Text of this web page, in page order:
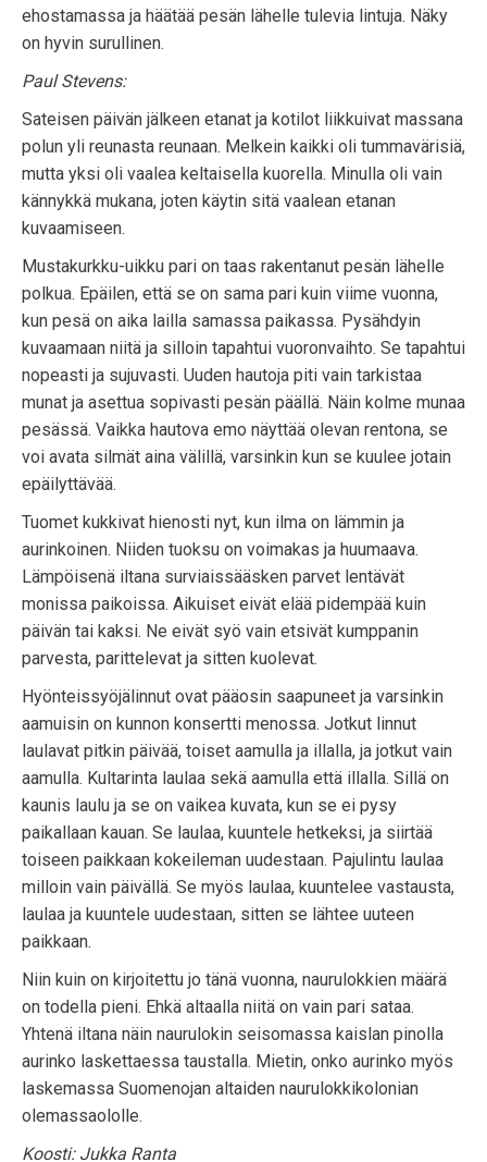
ehostamassa ja häätää pesän lähelle tulevia lintuja. Näky
on hyvin surullinen.
Paul Stevens:
Sateisen päivän jälkeen etanat ja kotilot liikkuivat massana
polun yli reunasta reunaan. Melkein kaikki oli tummavärisiä,
mutta yksi oli vaalea keltaisella kuorella. Minulla oli vain
kännykkä mukana, joten käytin sitä vaalean etanan
kuvaamiseen.
Mustakurkku-uikku pari on taas rakentanut pesän lähelle
polkua. Epäilen, että se on sama pari kuin viime vuonna,
kun pesä on aika lailla samassa paikassa. Pysähdyin
kuvaamaan niitä ja silloin tapahtui vuoronvaihto. Se tapahtui
nopeasti ja sujuvasti. Uuden hautoja piti vain tarkistaa
munat ja asettua sopivasti pesän päällä. Näin kolme munaa
pesässä. Vaikka hautova emo näyttää olevan rentona, se
voi avata silmät aina välillä, varsinkin kun se kuulee jotain
epäilyttävää.
Tuomet kukkivat hienosti nyt, kun ilma on lämmin ja
aurinkoinen. Niiden tuoksu on voimakas ja huumaava.
Lämpöisenä iltana surviaissääsken parvet lentävät
monissa paikoissa. Aikuiset eivät elää pidempää kuin
päivän tai kaksi. Ne eivät syö vain etsivät kumppanin
parvesta, parittelevat ja sitten kuolevat.
Hyönteissyöjälinnut ovat pääosin saapuneet ja varsinkin
aamuisin on kunnon konsertti menossa. Jotkut linnut
laulavat pitkin päivää, toiset aamulla ja illalla, ja jotkut vain
aamulla. Kultarinta laulaa sekä aamulla että illalla. Sillä on
kaunis laulu ja se on vaikea kuvata, kun se ei pysy
paikallaan kauan. Se laulaa, kuuntele hetkeksi, ja siirtää
toiseen paikkaan kokeileman uudestaan. Pajulintu laulaa
milloin vain päivällä. Se myös laulaa, kuuntelee vastausta,
laulaa ja kuuntele uudestaan, sitten se lähtee uuteen
paikkaan.
Niin kuin on kirjoitettu jo tänä vuonna, naurulokkien määrä
on todella pieni. Ehkä altaalla niitä on vain pari sataa.
Yhtenä iltana näin naurulokin seisomassa kaislan pinolla
aurinko laskettaessa taustalla. Mietin, onko aurinko myös
laskemassa Suomenojan altaiden naurulokkikolonian
olemassaololle.
Koosti: Jukka Ranta